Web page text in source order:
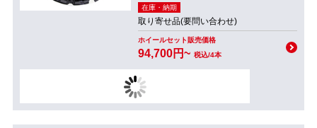
在庫・納期
取り寄せ品(要問い合わせ)
ホイールセット販売価格
94,700円~ 税込/4本